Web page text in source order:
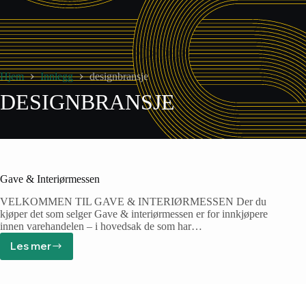
Hjem Innlegg designbransje
DESIGNBRANSJE
Gave & Interiørmessen
VELKOMMEN TIL GAVE & INTERIØRMESSEN Der du
kjøper det som selger Gave & interiørmessen er for innkjøpere
innen varehandelen – i hovedsak de som har…
Les mer